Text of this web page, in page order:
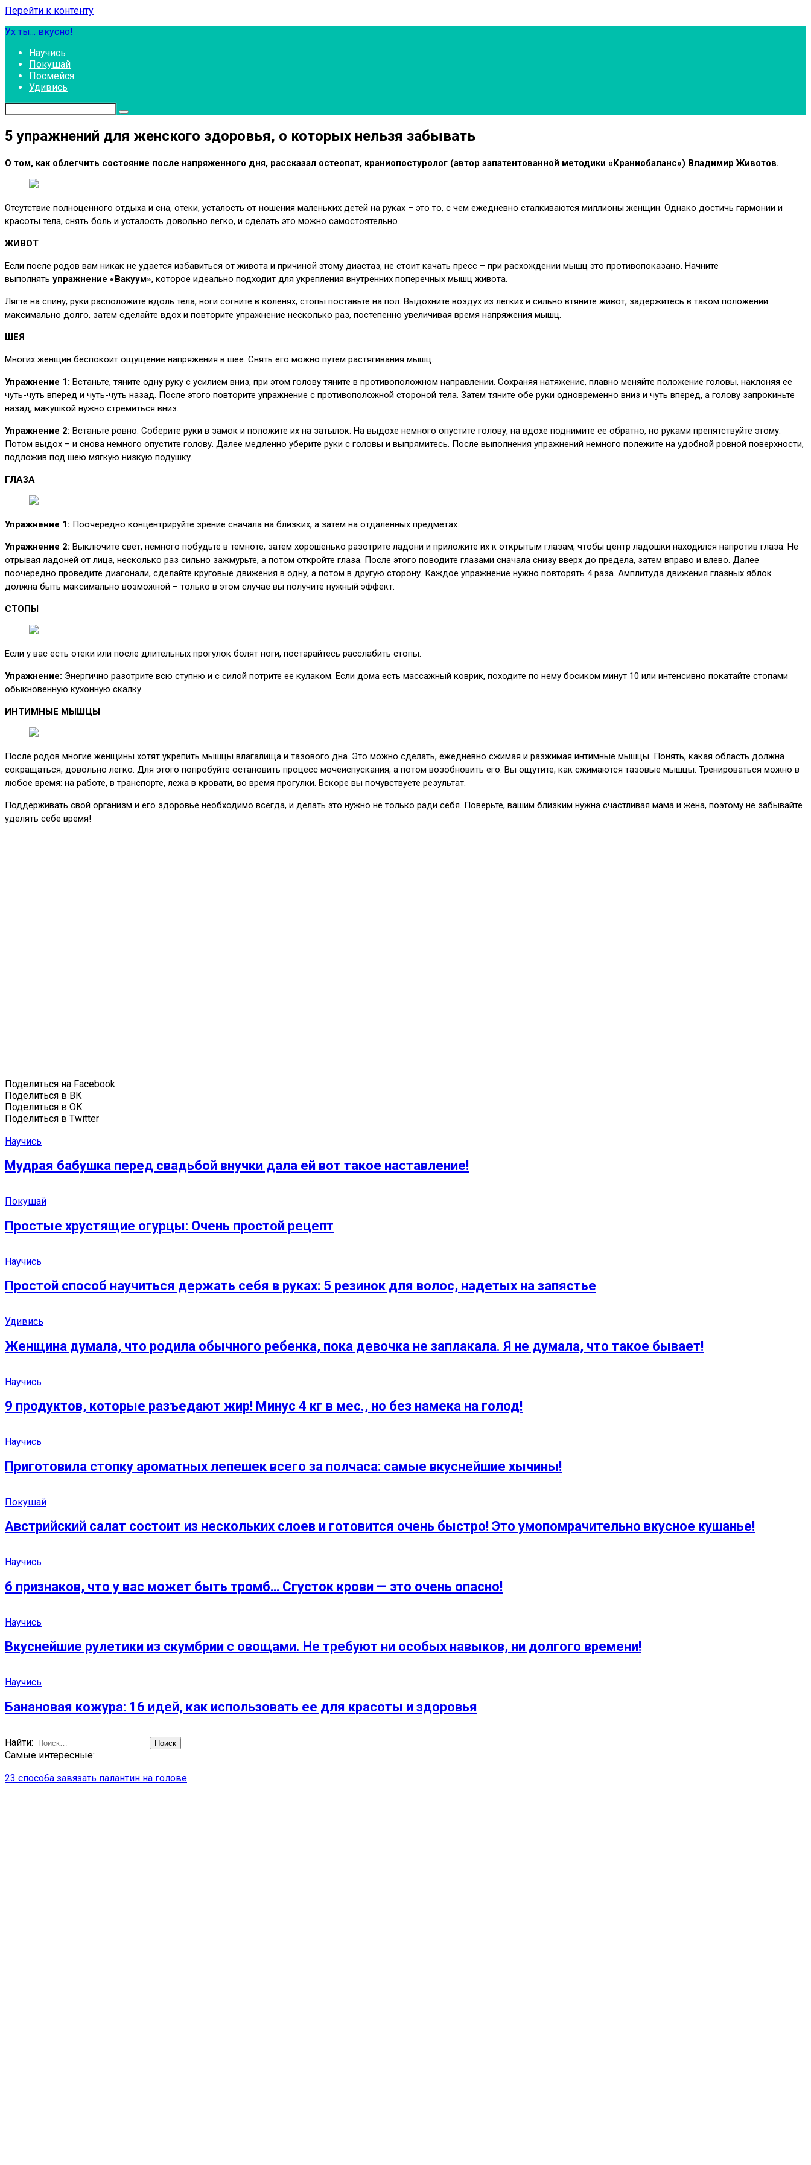
Перейти к контенту
Ух ты... вкусно!
Научись
Покушай
Посмейся
Удивись
5 упражнений для женского здоровья, о которых нельзя забывать
О том, как облегчить состояние после напряженного дня, рассказал остеопат, краниопостуролог (автор запатентованной методики «Краниобаланс») Владимир Животов.
Отсутствие полноценного отдыха и сна, отеки, усталость от ношения маленьких детей на руках – это то, с чем ежедневно сталкиваются миллионы женщин. Однако достичь гармонии и
красоты тела, снять боль и усталость довольно легко, и сделать это можно самостоятельно.
ЖИВОТ
Если после родов вам никак не удается избавиться от живота и причиной этому диастаз, не стоит качать пресс – при расхождении мышц это противопоказано. Начните
выполнять упражнение «Вакуум», которое идеально подходит для укрепления внутренних поперечных мышц живота.
Лягте на спину, руки расположите вдоль тела, ноги согните в коленях, стопы поставьте на пол. Выдохните воздух из легких и сильно втяните живот, задержитесь в таком положении
максимально долго, затем сделайте вдох и повторите упражнение несколько раз, постепенно увеличивая время напряжения мышц.
ШЕЯ
Многих женщин беспокоит ощущение напряжения в шее. Снять его можно путем растягивания мышц.
Упражнение 1: Встаньте, тяните одну руку с усилием вниз, при этом голову тяните в противоположном направлении. Сохраняя натяжение, плавно меняйте положение головы, наклоняя ее
чуть-чуть вперед и чуть-чуть назад. После этого повторите упражнение с противоположной стороной тела. Затем тяните обе руки одновременно вниз и чуть вперед, а голову запрокиньте
назад, макушкой нужно стремиться вниз.
Упражнение 2: Встаньте ровно. Соберите руки в замок и положите их на затылок. На выдохе немного опустите голову, на вдохе поднимите ее обратно, но руками препятствуйте этому.
Потом выдох − и снова немного опустите голову. Далее медленно уберите руки с головы и выпрямитесь. После выполнения упражнений немного полежите на удобной ровной поверхности,
подложив под шею мягкую низкую подушку.
ГЛАЗА
Упражнение 1: Поочередно концентрируйте зрение сначала на близких, а затем на отдаленных предметах.
Упражнение 2: Выключите свет, немного побудьте в темноте, затем хорошенько разотрите ладони и приложите их к открытым глазам, чтобы центр ладошки находился напротив глаза. Не
отрывая ладоней от лица, несколько раз сильно зажмурьте, а потом откройте глаза. После этого поводите глазами сначала снизу вверх до предела, затем вправо и влево. Далее
поочередно проведите диагонали, сделайте круговые движения в одну, а потом в другую сторону. Каждое упражнение нужно повторять 4 раза. Амплитуда движения глазных яблок
должна быть максимально возможной – только в этом случае вы получите нужный эффект.
СТОПЫ
Если у вас есть отеки или после длительных прогулок болят ноги, постарайтесь расслабить стопы.
Упражнение: Энергично разотрите всю ступню и с силой потрите ее кулаком. Если дома есть массажный коврик, походите по нему босиком минут 10 или интенсивно покатайте стопами
обыкновенную кухонную скалку.
ИНТИМНЫЕ МЫШЦЫ
После родов многие женщины хотят укрепить мышцы влагалища и тазового дна. Это можно сделать, ежедневно сжимая и разжимая интимные мышцы. Понять, какая область должна
сокращаться, довольно легко. Для этого попробуйте остановить процесс мочеиспускания, а потом возобновить его. Вы ощутите, как сжимаются тазовые мышцы. Тренироваться можно в
любое время: на работе, в транспорте, лежа в кровати, во время прогулки. Вскоре вы почувствуете результат.
Поддерживать свой организм и его здоровье необходимо всегда, и делать это нужно не только ради себя. Поверьте, вашим близким нужна счастливая мама и жена, поэтому не забывайте
уделять себе время!
Поделиться на Facebook
Поделиться в ВК
Поделиться в ОК
Поделиться в Twitter
Научись
Мудрая бабушка перед свадьбой внучки дала ей вот такое наставление!
Покушай
Простые хрустящие огурцы: Очень простой рецепт
Научись
Простой способ научиться держать себя в руках: 5 резинок для волос, надетых на запястье
Удивись
Женщина думала, что родила обычного ребенка, пока девочка не заплакала. Я не думала, что такое бывает!
Научись
9 продуктов, которые разъедают жир! Минус 4 кг в мес., но без намека на голод!
Научись
Приготовила стопку ароматных лепешек всего за полчаса: самые вкуснейшие хычины!
Покушай
Австрийский салат состоит из нескольких слоев и готовится очень быстро! Это умопомрачительно вкусное кушанье!
Научись
6 признаков, что у вас может быть тромб… Сгусток крови — это очень опасно!
Научись
Вкуснейшие рулетики из скумбрии с овощами. Не требуют ни особых навыков, ни долгого времени!
Научись
Банановая кожура: 16 идей, как использовать ее для красоты и здоровья
Найти:
Самые интересные:
23 способа завязать палантин на голове